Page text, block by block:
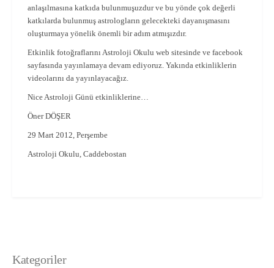
anlaşılmasına katkıda bulunmuşuzdur ve bu yönde çok değerli
katkılarda bulunmuş astrologların gelecekteki dayanışmasını
oluşturmaya yönelik önemli bir adım atmışızdır.
Etkinlik fotoğraflarını Astroloji Okulu web sitesinde ve facebook
sayfasında yayınlamaya devam ediyoruz. Yakında etkinliklerin
videolarını da yayınlayacağız.
Nice Astroloji Günü etkinliklerine…
Öner DÖŞER
29 Mart 2012, Perşembe
Astroloji Okulu, Caddebostan
Kategoriler